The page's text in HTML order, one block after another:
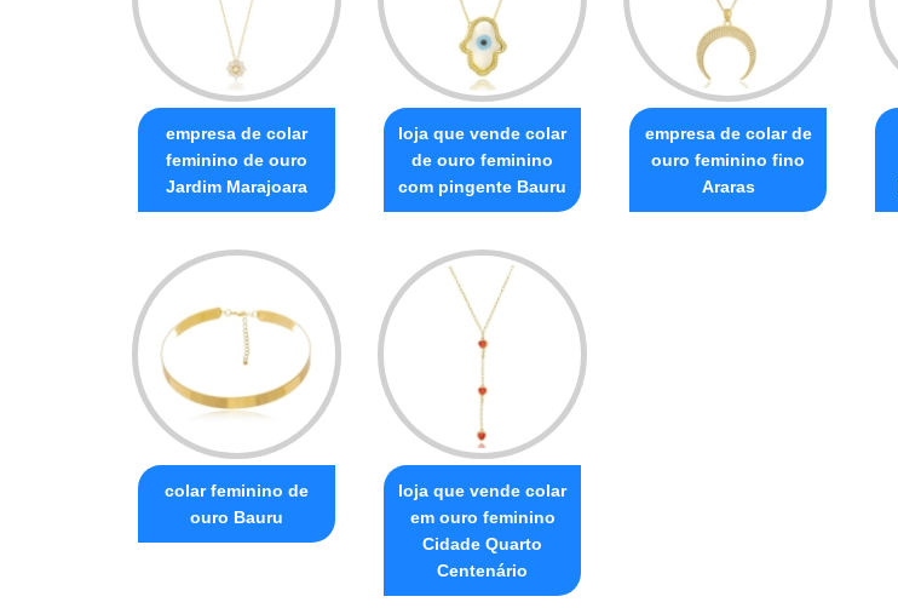
empresa de colar
feminino de ouro
Jardim Marajoara
loja que vende colar
de ouro feminino
com pingente Bauru
empresa de colar de
ouro feminino fino
Araras
colar feminino de
ouro Bauru
loja que vende colar
em ouro feminino
Cidade Quarto
Centenário